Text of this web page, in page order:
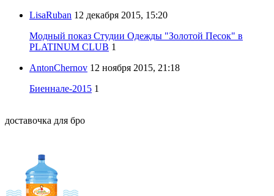
LisaRuban 12 декабря 2015, 15:20
Модный показ Студии Одежды "Золотой Песок" в
PLATINUM CLUB 1
AntonChernov 12 ноября 2015, 21:18
Биеннале-2015 1
доставочка для бро